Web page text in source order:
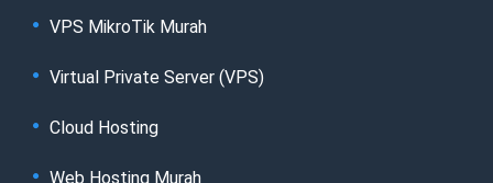
VPS MikroTik Murah
Virtual Private Server (VPS)
Cloud Hosting
Web Hosting Murah